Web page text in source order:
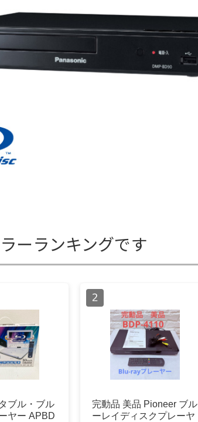
ーランキングです
ブル・ブル
ヤー APBD
完動品 美品 Pioneer ブル
ーレイディスクプレーヤ